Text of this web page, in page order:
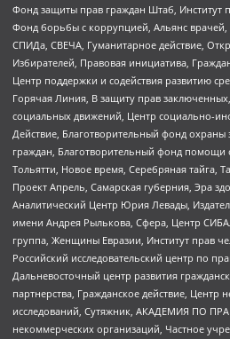
Фонд защиты прав граждан Штаб, Институт
Фонд борьбы с коррупцией, Альянс
СПИДа, СВЕЧА, Гуманитарное действие,
Избирателей, Правовая инициатива,
Центр поддержки и содействия развитию
Горячая Линия, В защиту прав
социальных движений, Центр социально-
Действие, Благотворительный фонд
граждан, Благотворительный фонд
Тольятти, Новое время, Серебряная тайга,
Проект Апрель, Самарская губерния, Эра
Аналитический Центр Юрия Левады,
имени Андрея Рылькова, Сфера, Центр
группа, Женщины Евразии, Институт прав
Российский исследовательский центр по
Дальневосточный центр развития
партнерства, Гражданское действие, Центр
исследований, Сутяжник, АКАДЕМИЯ ПО
некоммерческих организаций, Частное